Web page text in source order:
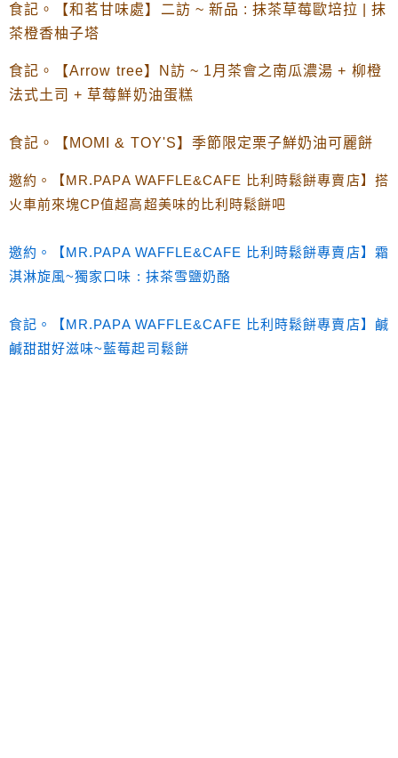
食記。【和茗甘味處】二訪 ~ 新品 : 抹茶草莓歐培拉 | 抹
茶橙香柚子塔
食記。【Arrow tree】N訪 ~ 1月茶會之南瓜濃湯 + 柳橙
法式土司 + 草莓鮮奶油蛋糕
食記。【MOMI & TOY'S】季節限定栗子鮮奶油可麗餅
邀約。【MR.PAPA WAFFLE&CAFE 比利時鬆餅專賣店】搭
火車前來塊CP值超高超美味的比利時鬆餅吧
邀約。【MR.PAPA WAFFLE&CAFE 比利時鬆餅專賣店】霜
淇淋旋風~獨家口味 : 抹茶雪鹽奶酪
食記。【MR.PAPA WAFFLE&CAFE 比利時鬆餅專賣店】鹹
鹹甜甜好滋味~藍莓起司鬆餅